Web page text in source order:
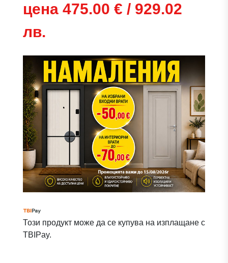
цена 475.00 € / 929.02
лв.
Този продукт може да се купува на изплащане с
TBIPay.